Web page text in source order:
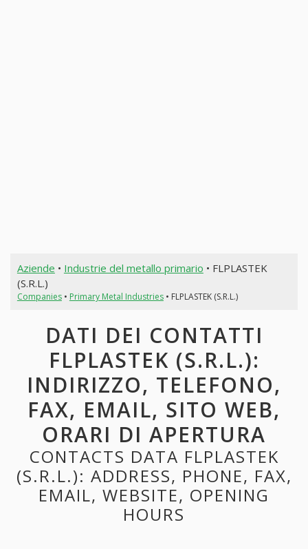
Aziende • Industrie del metallo primario • FLPLASTEK
(S.R.L.)
Companies• Primary Metal Industries• FLPLASTEK (S.R.L.)
DATI DEI CONTATTI
FLPLASTEK (S.R.L.):
INDIRIZZO, TELEFONO,
FAX, EMAIL, SITO WEB,
ORARI DI APERTURA
CONTACTS DATA FLPLASTEK
(S.R.L.): ADDRESS, PHONE, FAX,
EMAIL, WEBSITE, OPENING
HOURS